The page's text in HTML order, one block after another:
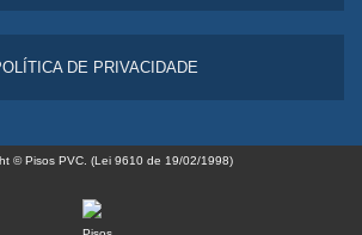
DE PRIVACIDADE
© Pisos PVC. (Lei 9610 de 19/02/1998)